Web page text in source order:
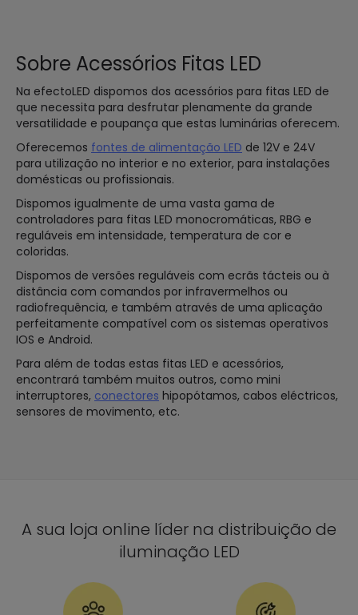
Sobre Acessórios Fitas LED
Na efectoLED dispomos dos acessórios para fitas LED de
que necessita para desfrutar plenamente da grande
versatilidade e poupança que estas luminárias oferecem.
Oferecemos fontes de alimentação LED de 12V e 24V
para utilização no interior e no exterior, para instalações
domésticas ou profissionais.
Dispomos igualmente de uma vasta gama de
controladores para fitas LED monocromáticas, RBG e
reguláveis em intensidade, temperatura de cor e
coloridas.
Dispomos de versões reguláveis com ecrãs tácteis ou à
distância com comandos por infravermelhos ou
radiofrequência, e também através de uma aplicação
perfeitamente compatível com os sistemas operativos
IOS e Android.
Para além de todas estas fitas LED e acessórios,
encontrará também muitos outros, como mini
interruptores, conectores hipopótamos, cabos eléctricos,
sensores de movimento, etc.
A sua loja online líder na distribuição de
iluminação LED